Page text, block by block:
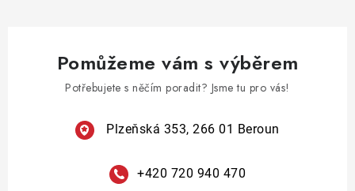
Pomůžeme vám s výběrem
Potřebujete s něčím poradit? Jsme tu pro vás!
Plzeňská 353, 266 01 Beroun
+420 720 940 470